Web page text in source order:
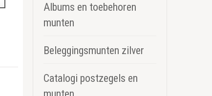
Albums en toebehoren
munten
Beleggingsmunten zilver
Catalogi postzegels en